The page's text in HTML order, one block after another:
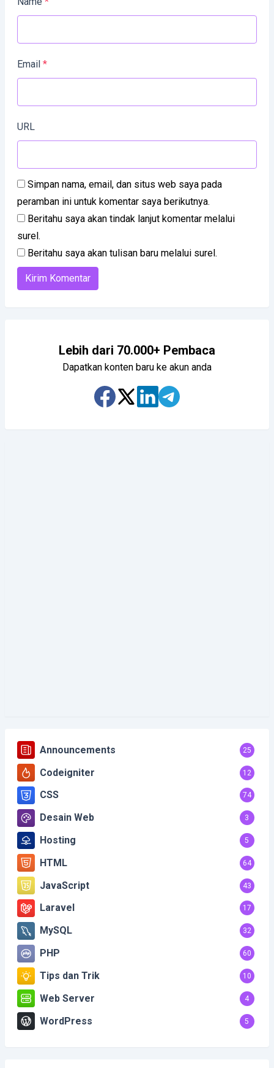
Email *
URL
Simpan nama, email, dan situs web saya pada
peramban ini untuk komentar saya berikutnya.
Beritahu saya akan tindak lanjut komentar melalui
surel.
Beritahu saya akan tulisan baru melalui surel.
Lebih dari 70.000+ Pembaca
Dapatkan konten baru ke akun anda
Announcements 25
Codeigniter 12
CSS 74
Desain Web 3
Hosting 5
HTML 64
JavaScript 43
Laravel 17
MySQL 32
PHP 60
Tips dan Trik 10
Web Server 4
WordPress 5